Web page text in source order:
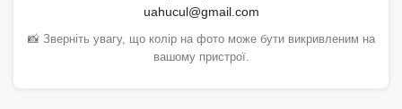
uahucul@gmail.com
📸 Зверніть увагу, що колір на фото може бути викривленим на
вашому пристрої.